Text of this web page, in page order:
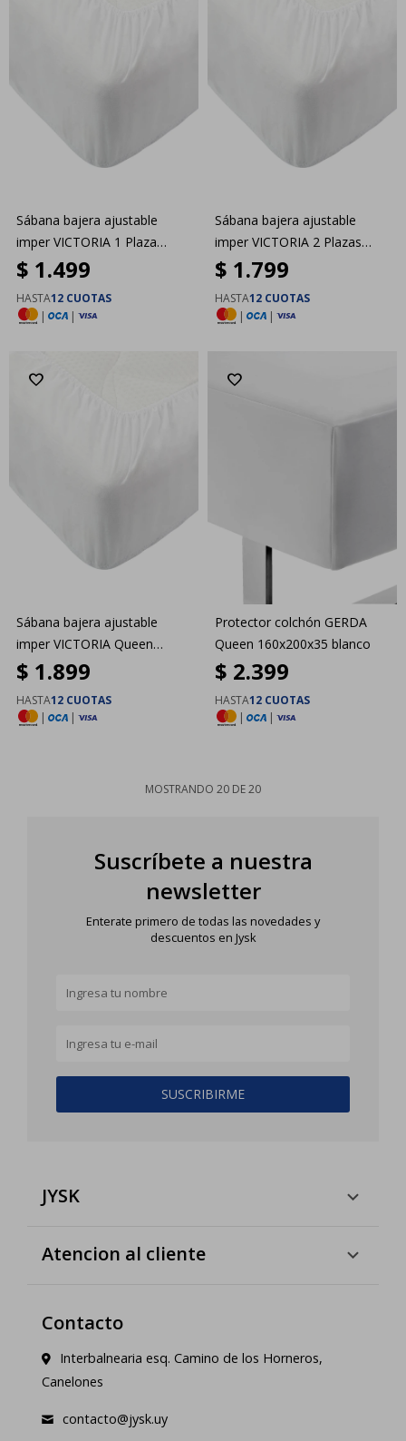
Sábana bajera ajustable
imper VICTORIA 1 Plaza
90x200
$ 1.499
HASTA12 CUOTAS
|
|
Sábana bajera ajustable
imper VICTORIA 2 Plazas
140x200
$ 1.799
HASTA12 CUOTAS
|
|
Sábana bajera ajustable
imper VICTORIA Queen
160x200
$ 1.899
HASTA12 CUOTAS
|
|
Protector colchón GERDA
Queen 160x200x35 blanco
$ 2.399
HASTA12 CUOTAS
|
|
MOSTRANDO 20 DE20
Suscríbete a nuestra
newsletter
Enterate primero de todas las novedades y
descuentos en Jysk
SUSCRIBIRME
JYSK
Atencion al cliente
Contacto
Interbalnearia esq. Camino de los Horneros,
Canelones
contacto@jysk.uy